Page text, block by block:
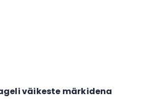
väikeste märkidena